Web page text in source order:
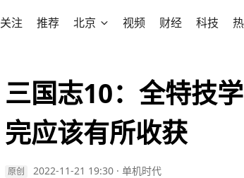
关注 推荐 北京 视频 财经 科技
三国志10：全特技
完应该有所收获
原创 2022-11-21 19:30 · 单机时代